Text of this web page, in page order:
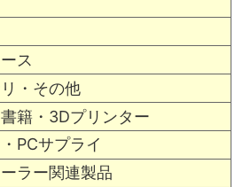
ス
・その他
籍・3Dプリンター
PCサプライ
ラー関連製品